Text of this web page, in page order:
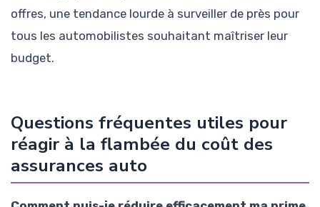
offres, une tendance lourde à surveiller de près pour
tous les automobilistes souhaitant maîtriser leur
budget.
Questions fréquentes utiles pour
réagir à la flambée du coût des
assurances auto